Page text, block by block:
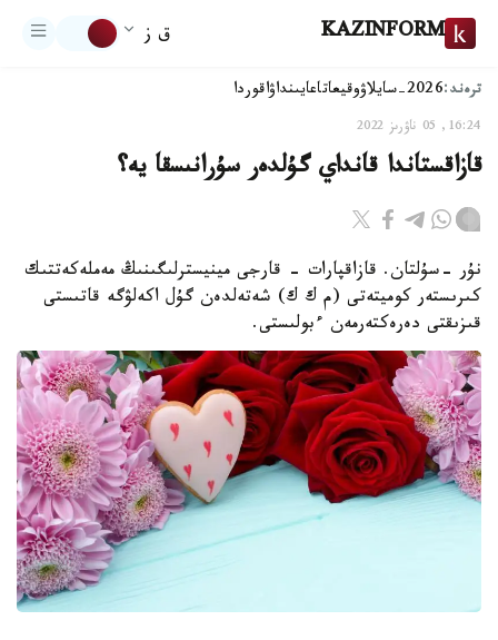
KAZINFORM ق ز
ترەند:2026-سايلاۋ وقيعاتاعايىنداۋاقوردا
16:24, 05 ناۋرىز 2022
قازاقستاندا قانداي گۇلدەر سۇرانىسقا يە؟
نۇر -سۇلتان. قازاقپارات - قارجى مينيسترلىگىنىڭ مەملەكەتتىك
كىرىستەر كوميتەتى (م ك ك) شەتەلدەن گۇل اكەلۋگە قاتىستى
قىزىقتى دەرەكتەرمەن ءبولىستى.